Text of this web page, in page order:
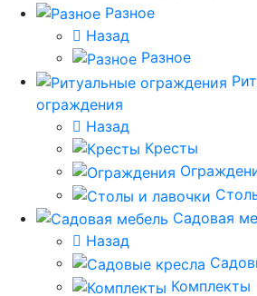
Разное
Назад
Разное
ограждения
Назад
Кресты
Садовая
Назад
Комплекты